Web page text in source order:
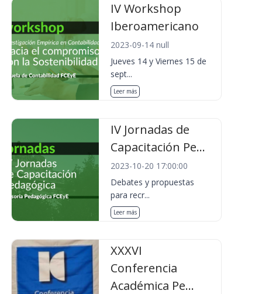
IV Workshop
Iberoamericano
2023-09-14 null
Jueves 14 y Viernes 15 de
sept...
Leer más
IV Jornadas de
Capacitación Pe...
2023-10-20 17:00:00
Debates y propuestas
para recr...
Leer más
XXXVI
Conferencia
Académica Pe...